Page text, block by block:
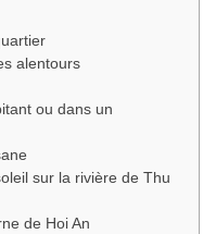
alentours
ou dans un
sur la rivière de Thu
de Hoi An